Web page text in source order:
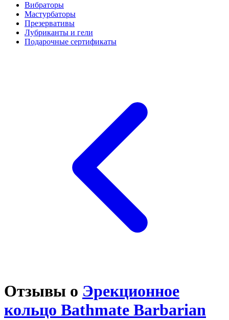
Вибраторы
Мастурбаторы
Презервативы
Лубриканты и гели
Подарочные сертификаты
Отзывы о Эрекционное
кольцо Bathmate Barbarian